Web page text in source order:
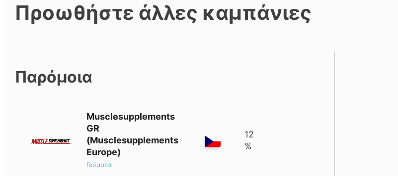
Προωθήστε άλλες καμπάνιες
Παρόμοια
Musclesupplements
GR
(Musclesupplements
Europe)
Γεύματα
12
%